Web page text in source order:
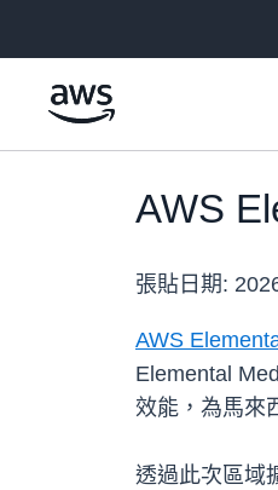
AWS
張貼日期:
AWS
Elemental
效能，為馬來
透過此次區域